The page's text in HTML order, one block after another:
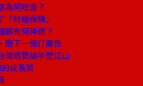
為何吃香？
終極保鏢」
麒有何神奇？
砸下一億打廣告
灣順勢搶半壁江山
成長策